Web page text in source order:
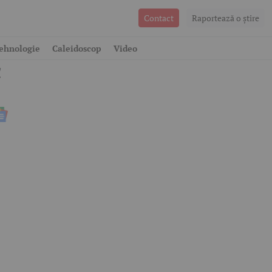
Contact Raportează o ştire
Caleidoscop Video